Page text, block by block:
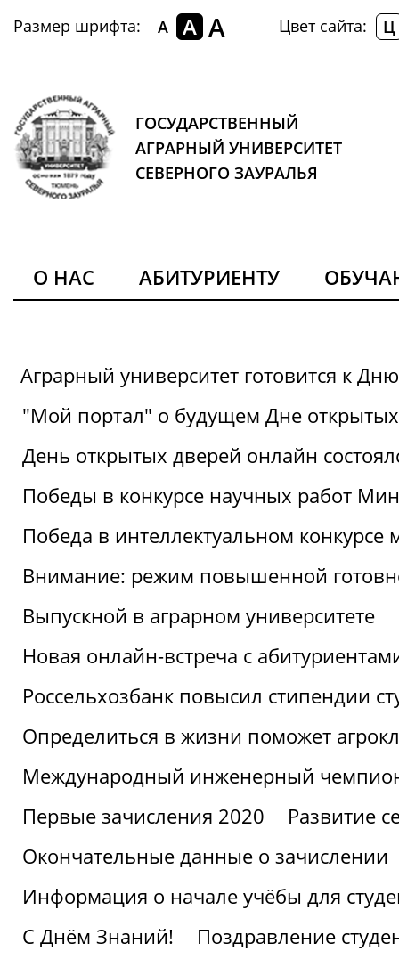
Размер шрифта: A A A Цвет сайта: Ц
ГОСУДАРСТВЕННЫЙ
АГРАРНЫЙ УНИВЕРСИТЕТ
СЕВЕРНОГО ЗАУРАЛЬЯ
О НАС АБИТУРИЕНТУ
Аграрный университет готовится к
"Мой портал" о будущем Дне
День открытых дверей онлайн
Победы в конкурсе научных работ
Победа в интеллектуальном конкурсе
Внимание: режим повышенной
Выпускной в аграрном университете
Новая онлайн-встреча с
Россельхозбанк повысил стипендии
Определиться в жизни поможет
Международный инженерный
Первые зачисления 2020
Развитие
Окончательные данные о зачислении
Информация о начале учёбы для
С Днём Знаний!
Поздравление